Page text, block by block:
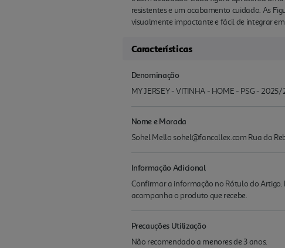
resistentes e um acabamento cuidado. As
visualmente impactante e fácil de integrar
Características
Denominação
MY JERSEY - VITINHA - HOME - PSG - 2025/
Nome e Morada
Sohel Mello sohel@fancollex.com Rua do
Informação Adicional
Confirmar a informação no Rótulo do Artigo.
acompanha o produto que recebe.
Precauções Utilização
Não recomendado a menores de 3 anos.